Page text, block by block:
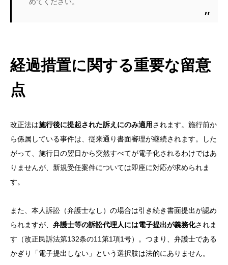
経過措置に関する重要な留意
点
改正法は施行後に提起された訴えにのみ適用されます。施行前か
ら係属している事件は、従来通り書面審理が継続されます。した
がって、施行日の翌日から突然すべてが電子化されるわけではあ
りませんが、新規受任案件については即座に対応が求められま
す。
また、本人訴訟（弁護士なし）の場合は引き続き書面提出が認め
られますが、 弁護士等の訴訟代理人には電子提出が義務化されま
す（改正民訴法第132条の11第1項1号）。つまり、弁護士である
かぎり「電子提出しない」という選択肢は法的にありません。